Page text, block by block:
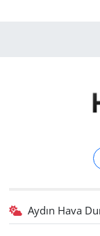
Aydın Hava